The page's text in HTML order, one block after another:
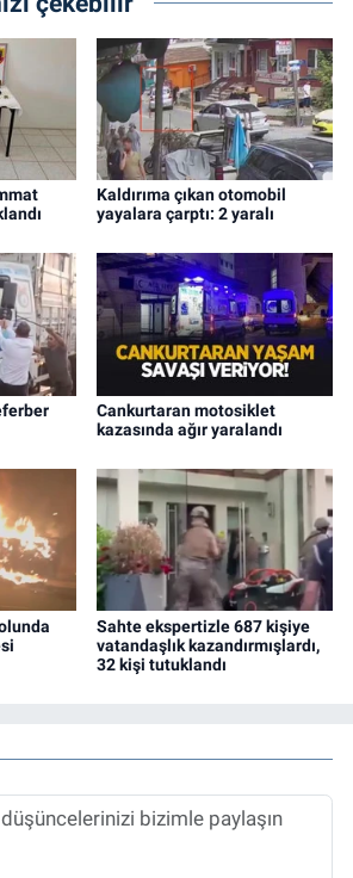
Kaldırıma çıkan otomobil
yayalara çarptı: 2 yaralı
Cankurtaran motosiklet
kazasında ağır yaralandı
Sahte ekspertizle 687 kişiye
vatandaşlık kazandırmışlardı,
32 kişi tutuklandı